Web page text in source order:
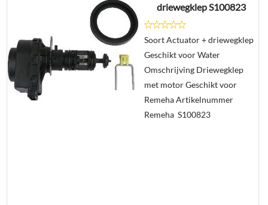
driewegklep S100823
Soort Actuator + driewegklep
Geschikt voor Water
Omschrijving Driewegklep
met motor Geschikt voor
Remeha Artikelnummer
Remeha S100823